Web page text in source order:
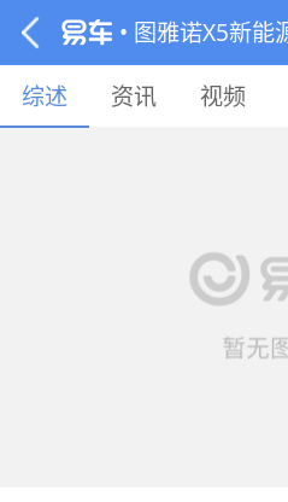
• 图雅诺X5新能
综述 资讯 视频